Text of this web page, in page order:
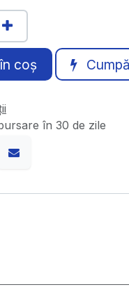
coș
în 30 de zile